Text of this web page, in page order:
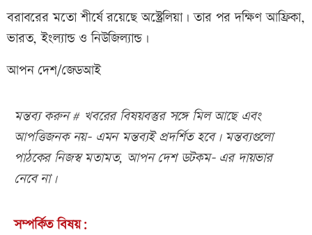
বরাবরের মতো শীর্ষে রয়েছে অস্ট্রেলিয়া। তার পর দক্ষিণ আফ্রিকা,
ভারত, ইংল্যান্ড ও নিউজিল্যান্ড।
আপন দেশ/জেডআই
মন্তব্য করুন # খবরের বিষয়বস্তুর সঙ্গে মিল আছে এবং
আপত্তিজনক নয়- এমন মন্তব্যই প্রদর্শিত হবে। মন্তব্যগুলো
পাঠকের নিজস্ব মতামত, আপন দেশ ডটকম- এর দায়ভার
নেবে না।
সম্পর্কিত বিষয়: